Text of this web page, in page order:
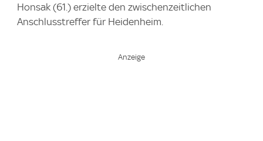
Honsak (61.) erzielte den zwischenzeitlichen
Anschlusstreffer für Heidenheim.